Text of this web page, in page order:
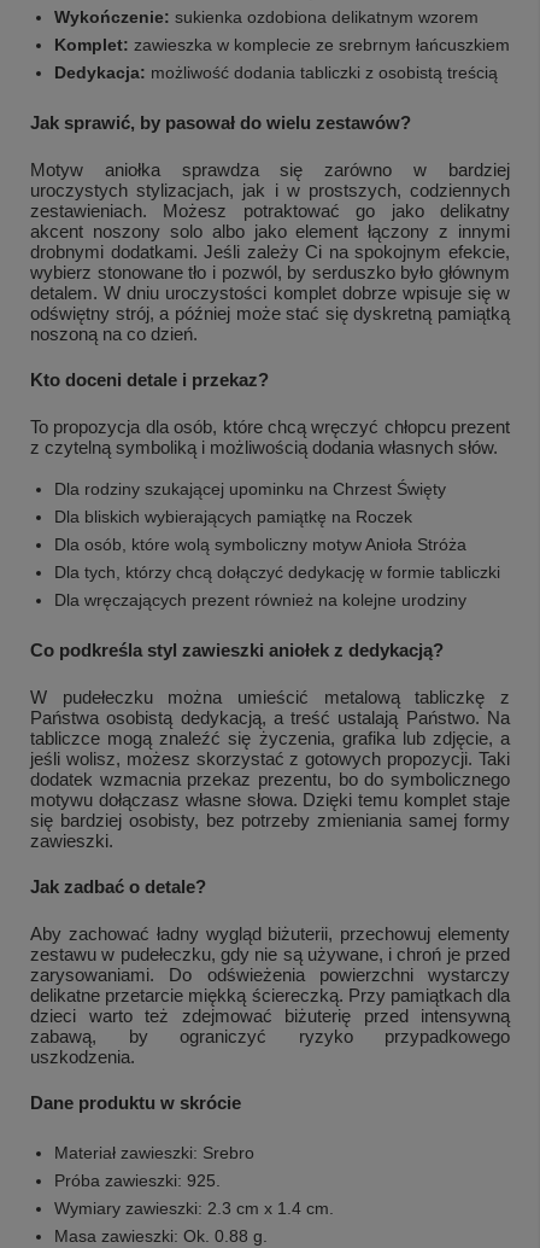
Wykończenie: sukienka ozdobiona delikatnym wzorem
Komplet: zawieszka w komplecie ze srebrnym łańcuszkiem
Dedykacja: możliwość dodania tabliczki z osobistą treścią
Jak sprawić, by pasował do wielu zestawów?
Motyw aniołka sprawdza się zarówno w bardziej
uroczystych stylizacjach, jak i w prostszych, codziennych
zestawieniach. Możesz potraktować go jako delikatny
akcent noszony solo albo jako element łączony z innymi
drobnymi dodatkami. Jeśli zależy Ci na spokojnym efekcie,
wybierz stonowane tło i pozwól, by serduszko było głównym
detalem. W dniu uroczystości komplet dobrze wpisuje się w
odświętny strój, a później może stać się dyskretną pamiątką
noszoną na co dzień.
Kto doceni detale i przekaz?
To propozycja dla osób, które chcą wręczyć chłopcu prezent
z czytelną symboliką i możliwością dodania własnych słów.
Dla rodziny szukającej upominku na Chrzest Święty
Dla bliskich wybierających pamiątkę na Roczek
Dla osób, które wolą symboliczny motyw Anioła Stróża
Dla tych, którzy chcą dołączyć dedykację w formie tabliczki
Dla wręczających prezent również na kolejne urodziny
Co podkreśla styl zawieszki aniołek z dedykacją?
W pudełeczku można umieścić metalową tabliczkę z
Państwa osobistą dedykacją, a treść ustalają Państwo. Na
tabliczce mogą znaleźć się życzenia, grafika lub zdjęcie, a
jeśli wolisz, możesz skorzystać z gotowych propozycji. Taki
dodatek wzmacnia przekaz prezentu, bo do symbolicznego
motywu dołączasz własne słowa. Dzięki temu komplet staje
się bardziej osobisty, bez potrzeby zmieniania samej formy
zawieszki.
Jak zadbać o detale?
Aby zachować ładny wygląd biżuterii, przechowuj elementy
zestawu w pudełeczku, gdy nie są używane, i chroń je przed
zarysowaniami. Do odświeżenia powierzchni wystarczy
delikatne przetarcie miękką ściereczką. Przy pamiątkach dla
dzieci warto też zdejmować biżuterię przed intensywną
zabawą, by ograniczyć ryzyko przypadkowego
uszkodzenia.
Dane produktu w skrócie
Materiał zawieszki: Srebro
Próba zawieszki: 925.
Wymiary zawieszki: 2.3 cm x 1.4 cm.
Masa zawieszki: Ok. 0.88 g.